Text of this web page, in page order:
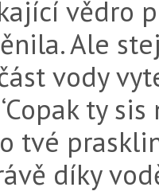
vědro
Ale
vody
ty
tvé
díky